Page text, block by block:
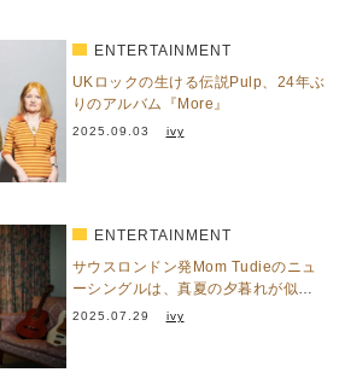
ENTERTAINMENT
UKロックの生ける伝説Pulp、24年ぶ
りのアルバム『More』
2025.09.03 ivy
ENTERTAINMENT
サウスロンドン発Mom Tudieのニュ
ーシングルは、真夏の夕暮れが似合
うメロウなネオソウ…
2025.07.29 ivy